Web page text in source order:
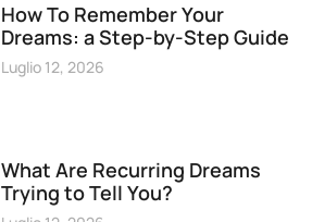
How To Remember Your
Dreams: a Step-by-Step Guide
Luglio 12, 2026
What Are Recurring Dreams
Trying to Tell You?